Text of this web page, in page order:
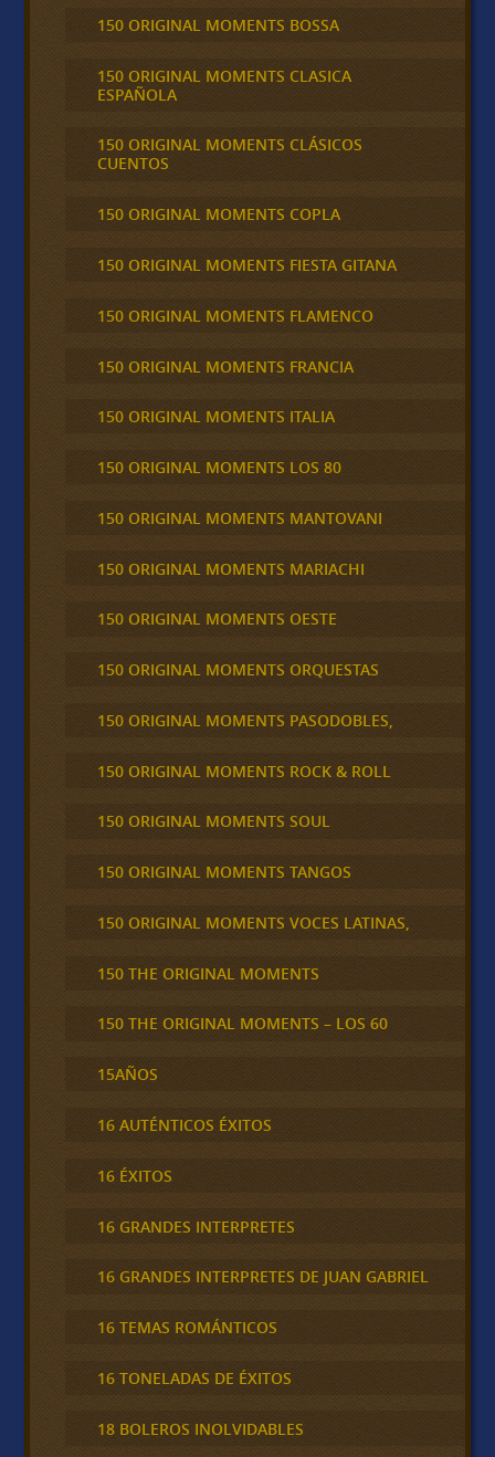
150 ORIGINAL MOMENTS BOSSA
150 ORIGINAL MOMENTS CLASICA
ESPAÑOLA
150 ORIGINAL MOMENTS CLÁSICOS
CUENTOS
150 ORIGINAL MOMENTS COPLA
150 ORIGINAL MOMENTS FIESTA GITANA
150 ORIGINAL MOMENTS FLAMENCO
150 ORIGINAL MOMENTS FRANCIA
150 ORIGINAL MOMENTS ITALIA
150 ORIGINAL MOMENTS LOS 80
150 ORIGINAL MOMENTS MANTOVANI
150 ORIGINAL MOMENTS MARIACHI
150 ORIGINAL MOMENTS OESTE
150 ORIGINAL MOMENTS ORQUESTAS
150 ORIGINAL MOMENTS PASODOBLES,
150 ORIGINAL MOMENTS ROCK & ROLL
150 ORIGINAL MOMENTS SOUL
150 ORIGINAL MOMENTS TANGOS
150 ORIGINAL MOMENTS VOCES LATINAS,
150 THE ORIGINAL MOMENTS
150 THE ORIGINAL MOMENTS – LOS 60
15AÑOS
16 AUTÉNTICOS ÉXITOS
16 ÉXITOS
16 GRANDES INTERPRETES
16 GRANDES INTERPRETES DE JUAN GABRIEL
16 TEMAS ROMÁNTICOS
16 TONELADAS DE ÉXITOS
18 BOLEROS INOLVIDABLES